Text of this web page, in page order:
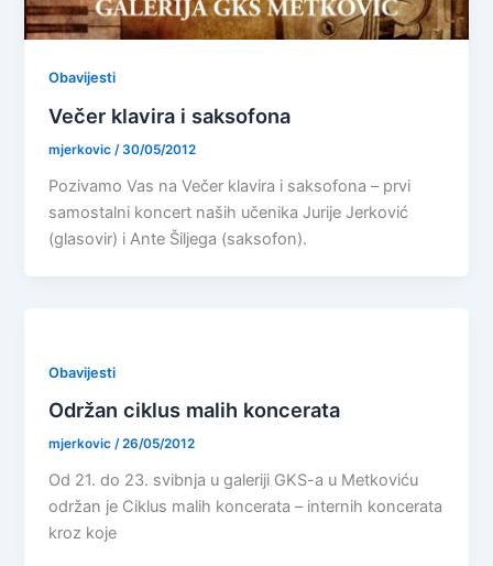
Obavijesti
Večer klavira i saksofona
mjerkovic/30/05/2012
Pozivamo Vas na Večer klavira i saksofona – prvi
samostalni koncert naših učenika Jurije Jerković
(glasovir) i Ante Šiljega (saksofon).
Obavijesti
Održan ciklus malih koncerata
mjerkovic/26/05/2012
Od 21. do 23. svibnja u galeriji GKS-a u Metkoviću
održan je Ciklus malih koncerata – internih koncerata
kroz koje